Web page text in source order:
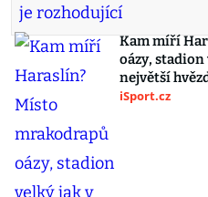
Kam míří
oázy, stadion
největší
iSport.cz